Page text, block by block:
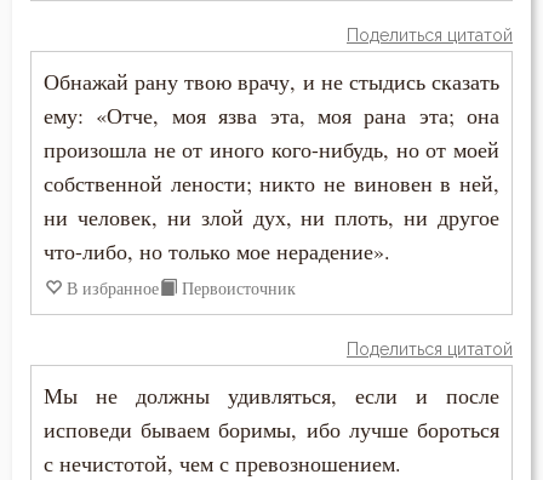
Поделиться цитатой
Обнажай рану твою врачу, и не стыдись сказать
ему: «Отче, моя язва эта, моя рана эта; она
произошла не от иного кого-нибудь, но от моей
собственной лености; никто не виновен в ней,
ни человек, ни злой дух, ни плоть, ни другое
что-либо, но только мое нерадение».
В избранное Первоисточник
Поделиться цитатой
Мы не должны удивляться, если и после
исповеди бываем боримы, ибо лучше бороться
с нечистотой, чем с превозношением.